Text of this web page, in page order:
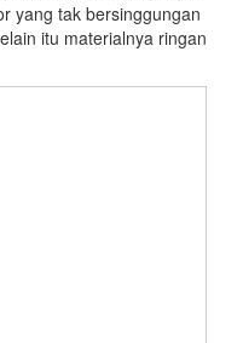
yang tak bersinggungan
itu materialnya ringan